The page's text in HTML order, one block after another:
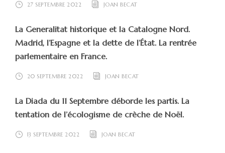
27 SEPTEMBRE 2022 JOAN BECAT
La Generalitat historique et la Catalogne Nord.
Madrid, l’Espagne et la dette de l’État. La rentrée
parlementaire en France.
20 SEPTEMBRE 2022 JOAN BECAT
La Diada du 11 Septembre déborde les partis. La
tentation de l’écologisme de crèche de Noël.
13 SEPTEMBRE 2022 JOAN BECAT